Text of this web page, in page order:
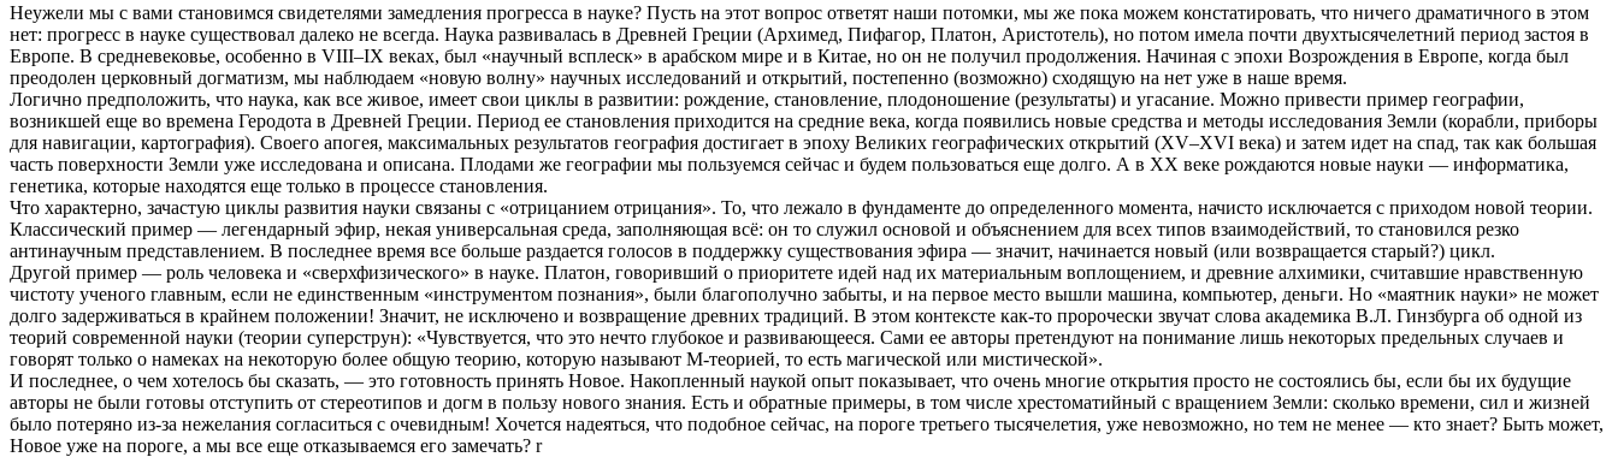
Неужели мы с вами становимся свидетелями замедления прогресса в науке? Пусть на этот вопрос ответят наши потомки, мы же пока можем констатировать, что ничего драматичного в этом
нет: прогресс в науке существовал далеко не всегда. Наука развивалась в Древней Греции (Архимед, Пифагор, Платон, Аристотель), но потом имела почти двухтысячелетний период застоя в
Европе. В средневековье, особенно в VIII–IX веках, был «научный всплеск» в арабском мире и в Китае, но он не получил продолжения. Начиная с эпохи Возрождения в Европе, когда был
преодолен церковный догматизм, мы наблюдаем «новую волну» научных исследований и открытий, постепенно (возможно) сходящую на нет уже в наше время.
Логично предположить, что наука, как все живое, имеет свои циклы в развитии: рождение, становление, плодоношение (результаты) и угасание. Можно привести пример географии,
возникшей еще во времена Геродота в Древней Греции. Период ее становления приходится на средние века, когда появились новые средства и методы исследования Земли (корабли, приборы
для навигации, картография). Своего апогея, максимальных результатов география достигает в эпоху Великих географических открытий (XV–XVI века) и затем идет на спад, так как большая
часть поверхности Земли уже исследована и описана. Плодами же географии мы пользуемся сейчас и будем пользоваться еще долго. А в ХХ веке рождаются новые науки — информатика,
генетика, которые находятся еще только в процессе становления.
Что характерно, зачастую циклы развития науки связаны с «отрицанием отрицания». То, что лежало в фундаменте до определенного момента, начисто исключается с приходом новой теории.
Классический пример — легендарный эфир, некая универсальная среда, заполняющая всё: он то служил основой и объяснением для всех типов взаимодействий, то становился резко
антинаучным представлением. В последнее время все больше раздается голосов в поддержку существования эфира — значит, начинается новый (или возвращается старый?) цикл.
Другой пример — роль человека и «сверхфизического» в науке. Платон, говоривший о приоритете идей над их материальным воплощением, и древние алхимики, считавшие нравственную
чистоту ученого главным, если не единственным «инструментом познания», были благополучно забыты, и на первое место вышли машина, компьютер, деньги. Но «маятник науки» не может
долго задерживаться в крайнем положении! Значит, не исключено и возвращение древних традиций. В этом контексте как-то пророчески звучат слова академика В.Л. Гинзбурга об одной из
теорий современной науки (теории суперструн): «Чувствуется, что это нечто глубокое и развивающееся. Сами ее авторы претендуют на понимание лишь некоторых предельных случаев и
говорят только о намеках на некоторую более общую теорию, которую называют М-теорией, то есть магической или мистической».
И последнее, о чем хотелось бы сказать, — это готовность принять Новое. Накопленный наукой опыт показывает, что очень многие открытия просто не состоялись бы, если бы их будущие
авторы не были готовы отступить от стереотипов и догм в пользу нового знания. Есть и обратные примеры, в том числе хрестоматийный с вращением Земли: сколько времени, сил и жизней
было потеряно из-за нежелания согласиться с очевидным! Хочется надеяться, что подобное сейчас, на пороге третьего тысячелетия, уже невозможно, но тем не менее — кто знает? Быть может,
Новое уже на пороге, а мы все еще отказываемся его замечать? r